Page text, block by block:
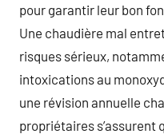
pour garantir leur bon
Une chaudière mal
risques sérieux,
intoxications au
une révision annuelle
propriétaires s’assurent